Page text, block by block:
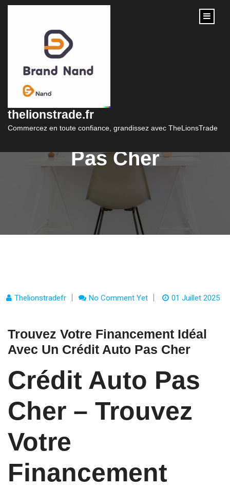
content
thelionstrade.fr
Commercez en toute confiance, grandissez avec TheLionsTrade
Financement Idéal
avec un Crédit Auto
Pas Cher
Thelionstradefr No Comment Yet 01 Juillet 2025
Trouvez Votre Financement Idéal
Avec Un Crédit Auto Pas Cher
Crédit Auto Pas
Cher – Trouvez
Votre
Financement